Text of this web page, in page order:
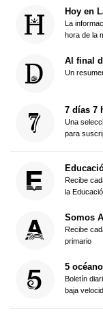
Hoy en
La
hora de la
Al final
Un
7 días 7
Una
para
Recibe
la
Somos
Recibe
primario
5
Boletín
baja